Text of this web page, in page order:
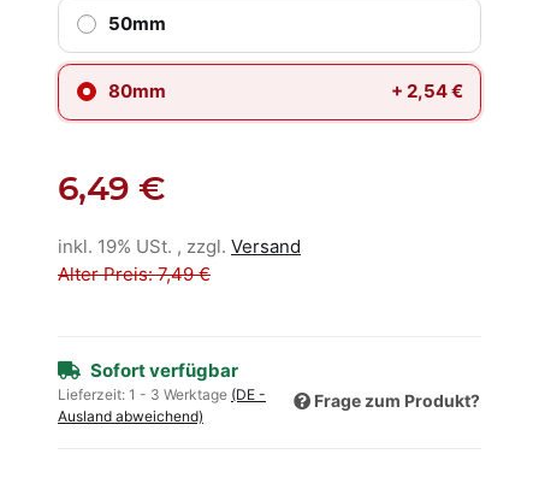
50mm
80mm + 2,54 €
6,49 €
inkl. 19% USt. , zzgl. Versand
Alter Preis: 7,49 €
Sofort verfügbar
Lieferzeit: 1 - 3 Werktage (DE -
Ausland abweichend)
Frage zum Produkt?